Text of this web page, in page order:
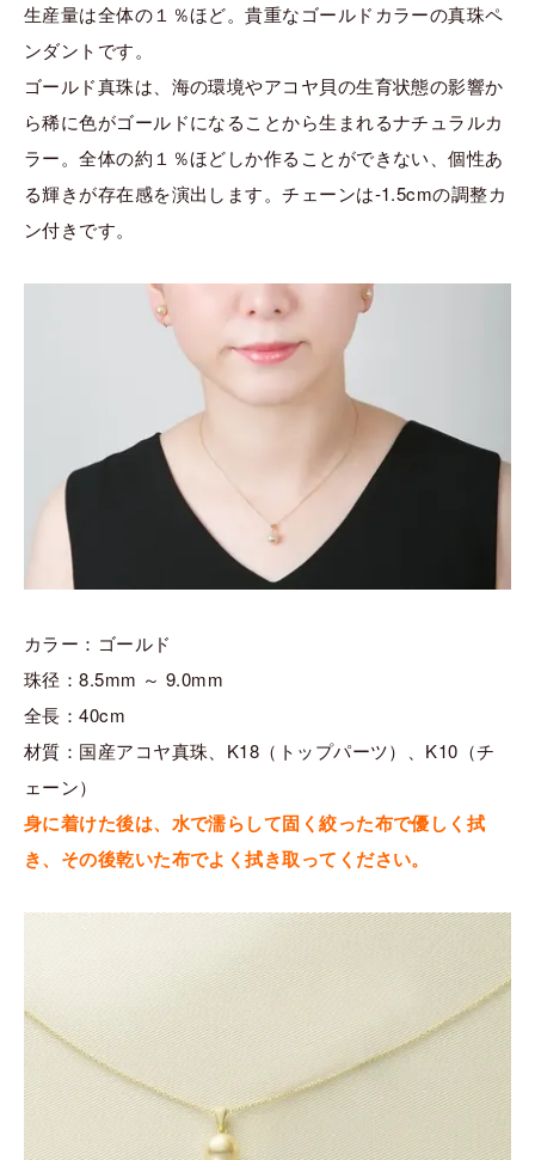
生産量は全体の１％ほど。貴重なゴールドカラーの真珠ペ
ンダントです。
ゴールド真珠は、海の環境やアコヤ貝の生育状態の影響か
ら稀に色がゴールドになることから生まれるナチュラルカ
ラー。全体の約１％ほどしか作ることができない、個性あ
る輝きが存在感を演出します。チェーンは‐1.5cmの調整カ
ン付きです。
カラー：ゴールド
珠径：8.5mm ～ 9.0mm
全長：40cm
材質：国産アコヤ真珠、K18（トップパーツ）、K10（チ
ェーン）
身に着けた後は、水で濡らして固く絞った布で優しく拭
き、その後乾いた布でよく拭き取ってください。